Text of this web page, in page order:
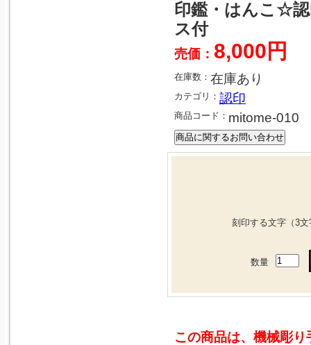
印鑑・はんこ☆
ス付
売価： 8,000円
在庫数： 在庫あり
カテゴリ： 認印
商品コード： mitome-010
刻印する文字（3
数量
この商品は、機械彫